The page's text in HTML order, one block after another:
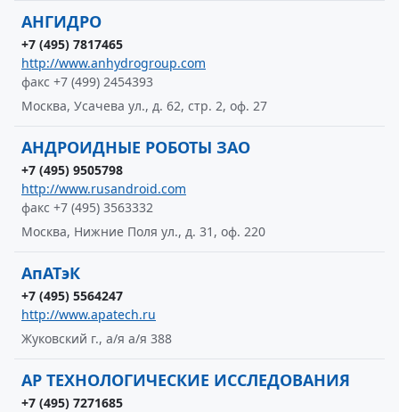
АНГИДРО
+7 (495) 7817465
http://www.anhydrogroup.com
факс +7 (499) 2454393
Москва, Усачева ул., д. 62, стр. 2, оф. 27
АНДРОИДНЫЕ РОБОТЫ ЗАО
+7 (495) 9505798
http://www.rusandroid.com
факс +7 (495) 3563332
Москва, Нижние Поля ул., д. 31, оф. 220
АпАТэК
+7 (495) 5564247
http://www.apatech.ru
Жуковский г., а/я а/я 388
АР ТЕХНОЛОГИЧЕСКИЕ ИССЛЕДОВАНИЯ
+7 (495) 7271685